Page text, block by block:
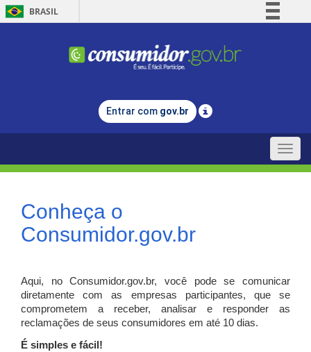
BRASIL
Comunica BR
Legislação
Entrar com gov.br
Toggle
Conheça o
Consumidor.gov.br
Aqui, no Consumidor.gov.br, você pode se comunicar
diretamente com as empresas participantes, que se
comprometem a receber, analisar e responder as
reclamações de seus consumidores em até 10 dias.
É simples e fácil!